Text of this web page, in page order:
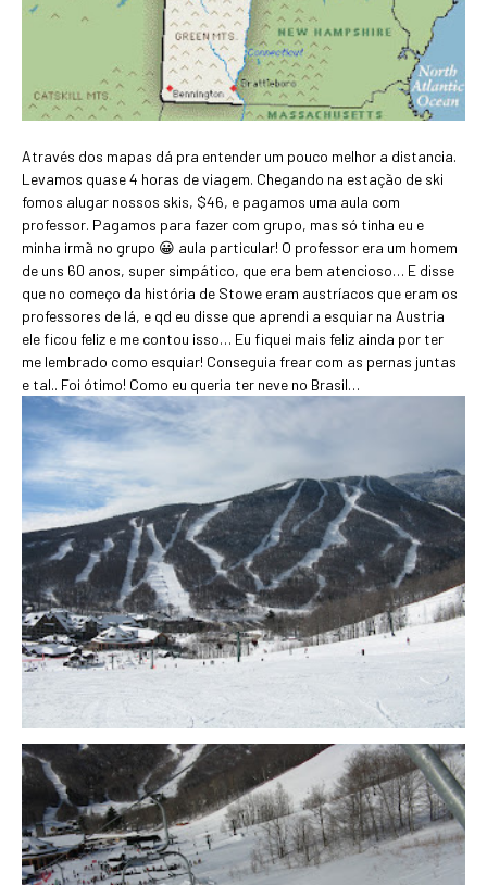
Através dos mapas dá pra entender um pouco melhor a distancia.
Levamos quase 4 horas de viagem. Chegando na estação de ski
fomos alugar nossos skis, $46, e pagamos uma aula com
professor. Pagamos para fazer com grupo, mas só tinha eu e
minha irmã no grupo 😀 aula particular! O professor era um homem
de uns 60 anos, super simpático, que era bem atencioso… E disse
que no começo da história de Stowe eram austríacos que eram os
professores de lá, e qd eu disse que aprendi a esquiar na Austria
ele ficou feliz e me contou isso… Eu fiquei mais feliz ainda por ter
me lembrado como esquiar! Conseguia frear com as pernas juntas
e tal.. Foi ótimo! Como eu queria ter neve no Brasil…